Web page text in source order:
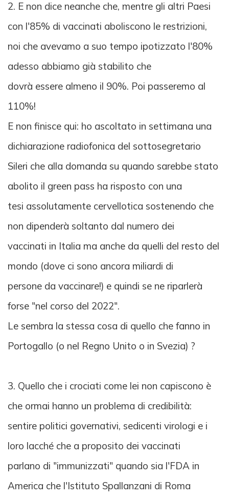
2. E non dice neanche che, mentre gli altri Paesi
con l'85% di vaccinati aboliscono le restrizioni,
noi che avevamo a suo tempo ipotizzato l'80%
adesso abbiamo già stabilito che
dovrà essere almeno il 90%. Poi passeremo al
110%!
E non finisce qui: ho ascoltato in settimana una
dichiarazione radiofonica del sottosegretario
Sileri che alla domanda su quando sarebbe stato
abolito il green pass ha risposto con una
tesi assolutamente cervellotica sostenendo che
non dipenderà soltanto dal numero dei
vaccinati in Italia ma anche da quelli del resto del
mondo (dove ci sono ancora miliardi di
persone da vaccinare!) e quindi se ne riparlerà
forse "nel corso del 2022".
Le sembra la stessa cosa di quello che fanno in
Portogallo (o nel Regno Unito o in Svezia) ?
3. Quello che i crociati come lei non capiscono è
che ormai hanno un problema di credibilità:
sentire politici governativi, sedicenti virologi e i
loro lacché che a proposito dei vaccinati
parlano di "immunizzati" quando sia l'FDA in
America che l'Istituto Spallanzani di Roma